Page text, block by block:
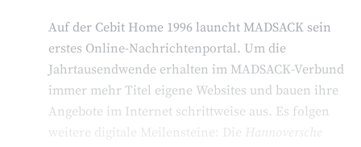
Peiner Allgemeine Zeitungin Niedersachsen
(1999)*
Schaumburger Nachrichtenin Niedersachsen
(1999)*
Oberhessische Pressein Hessen (2003-2015)
Waldeckische Landeszeitung
und Frankenberger
Auf der Cebit Home 1996 launcht MADSACK sein
erstes Online-Nachrichtenportal. Um die
Jahrtausendwende erhalten im MADSACK-Verbund
immer mehr Titel eigene Websites und bauen ihre
Angebote im Internet schrittweise aus. Es folgen
weitere digitale Meilensteine: Die Hannoversche